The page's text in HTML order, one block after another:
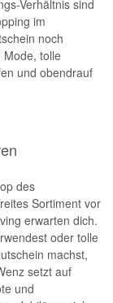
Verhältnis sind
im
noch
Mode, tolle
und obendrauf
des
Sortiment vor
erwarten dich.
oder tolle
machst,
setzt auf
und